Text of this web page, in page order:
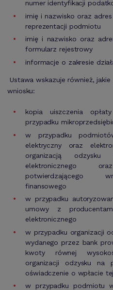
numer identyfikacji
imię i nazwisko oraz
reprezentacji podmiotu
imię i nazwisko oraz
formularz rejestrowy
informacje o zakresie
Ustawa wskazuje również,
wniosku:
kopia uiszczenia
przypadku
w przypadku
elektryczny oraz
organizacją
elektronicznego
potwierdzającego
finansowego
w przypadku
umowy z
elektronicznego
w przypadku organizacji
wydanego przez bank
kwoty równej
organizacji odzysku na
oświadczenie o wpłacie
w przypadku podmiotu